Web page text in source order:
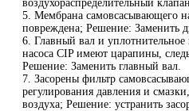
воздухораспределительный клапан.
5. Мембрана самовсасывающего
повреждена; Решение: Заменить
6. Главный вал и
насоса CIP имеют царапины,
Решение: Заменить главный вал.
7. Засорены фильтр
регулирования давления и
воздуха; Решение: устранить